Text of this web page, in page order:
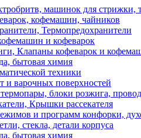
машинок для стрижки,
кофемашин, чайников
Термопредохранители
и кофеварок
Клапаны кофеварок и
бытовая химия
техники
и варочных поверхностей
блоки розжига,
Крышки рассекателя
и программ конфорки,
стекла, детали корпуса
бытовая химия